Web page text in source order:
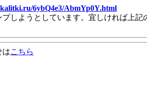
6ybQ4e3/AbmYp0Y.html
プしようとしています。宜しければ上
はこちら